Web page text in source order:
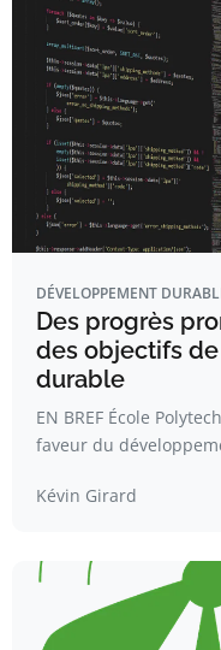
DÉVELOPPEMENT
Des progrès
des objectifs
durable
EN BREF École
faveur du
Kévin Girard